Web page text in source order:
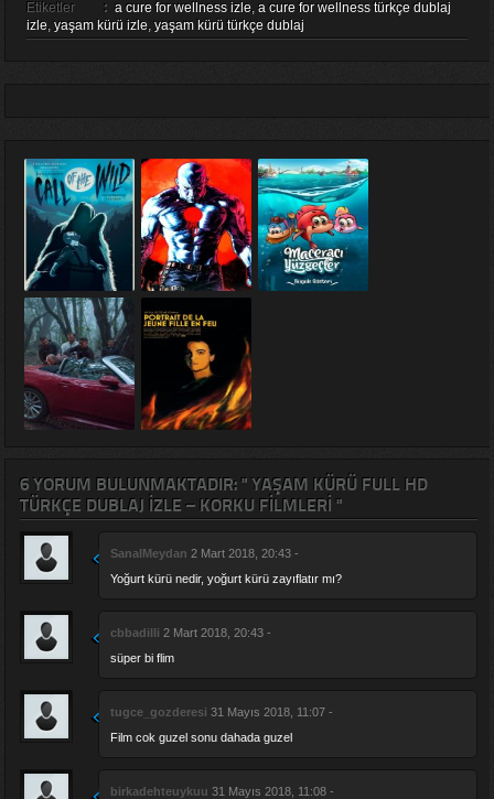
Etiketler
: a cure for wellness izle, a cure for wellness türkçe dublaj
izle, yaşam kürü izle, yaşam kürü türkçe dublaj
6 YORUM BULUNMAKTADIR: " YAŞAM KÜRÜ FULL HD
TÜRKÇE DUBLAJ İZLE – KORKU FILMLERI "
SanalMeydan 2 Mart 2018, 20:43 -
Yoğurt kürü nedir, yoğurt kürü zayıflatır mı?
cbbadilli 2 Mart 2018, 20:43 -
süper bi flim
tugce_gozderesi 31 Mayıs 2018, 11:07 -
Film cok guzel sonu dahada guzel
birkadehteuykuu 31 Mayıs 2018, 11:08 -